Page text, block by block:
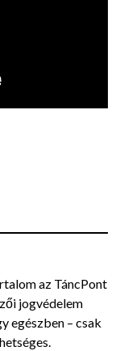
az TáncPont
jogvédelem
egészben – csak